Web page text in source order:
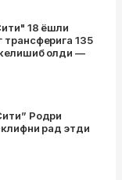
18 ёшли
трансферига 135
олди —
Родри
рад этди